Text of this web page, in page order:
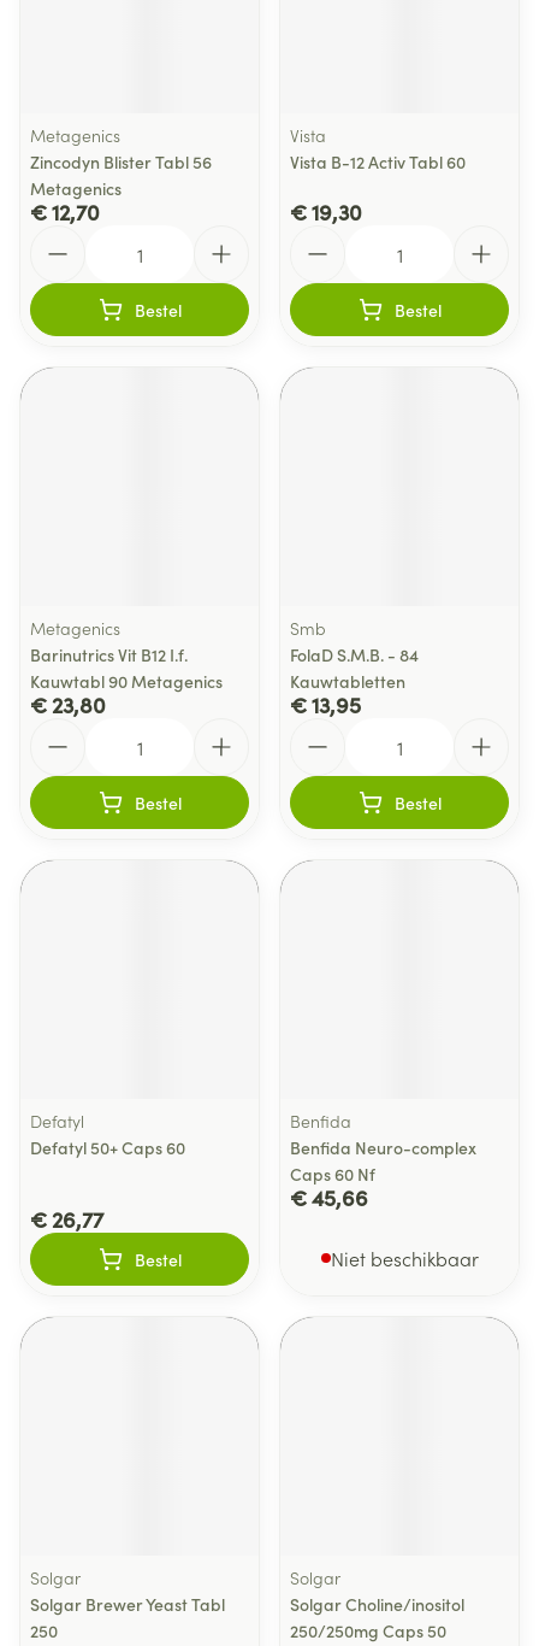
Metagenics
Zincodyn Blister Tabl 56
Metagenics
€ 12,70
Bestel
Vista
Vista B-12 Activ Tabl 60
€ 19,30
Bestel
Metagenics
Barinutrics Vit B12 I.f.
Kauwtabl 90 Metagenics
€ 23,80
Bestel
Smb
FolaD S.M.B. - 84
Kauwtabletten
€ 13,95
Bestel
Defatyl
Defatyl 50+ Caps 60
€ 26,77
Bestel
Benfida
Benfida Neuro-complex
Caps 60 Nf
€ 45,66
Niet beschikbaar
Solgar
Solgar Brewer Yeast Tabl
250
Solgar
Solgar Choline/inositol
250/250mg Caps 50